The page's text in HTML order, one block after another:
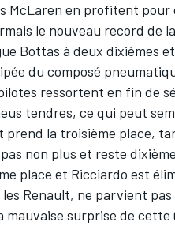
McLaren en profitent
le nouveau record de
Bottas à deux dixièmes
du composé
ressortent en fin de
tendres, ce qui peut
prend la troisième place,
non plus et reste
place et Ricciardo est
Renault, ne parvient
mauvaise surprise de